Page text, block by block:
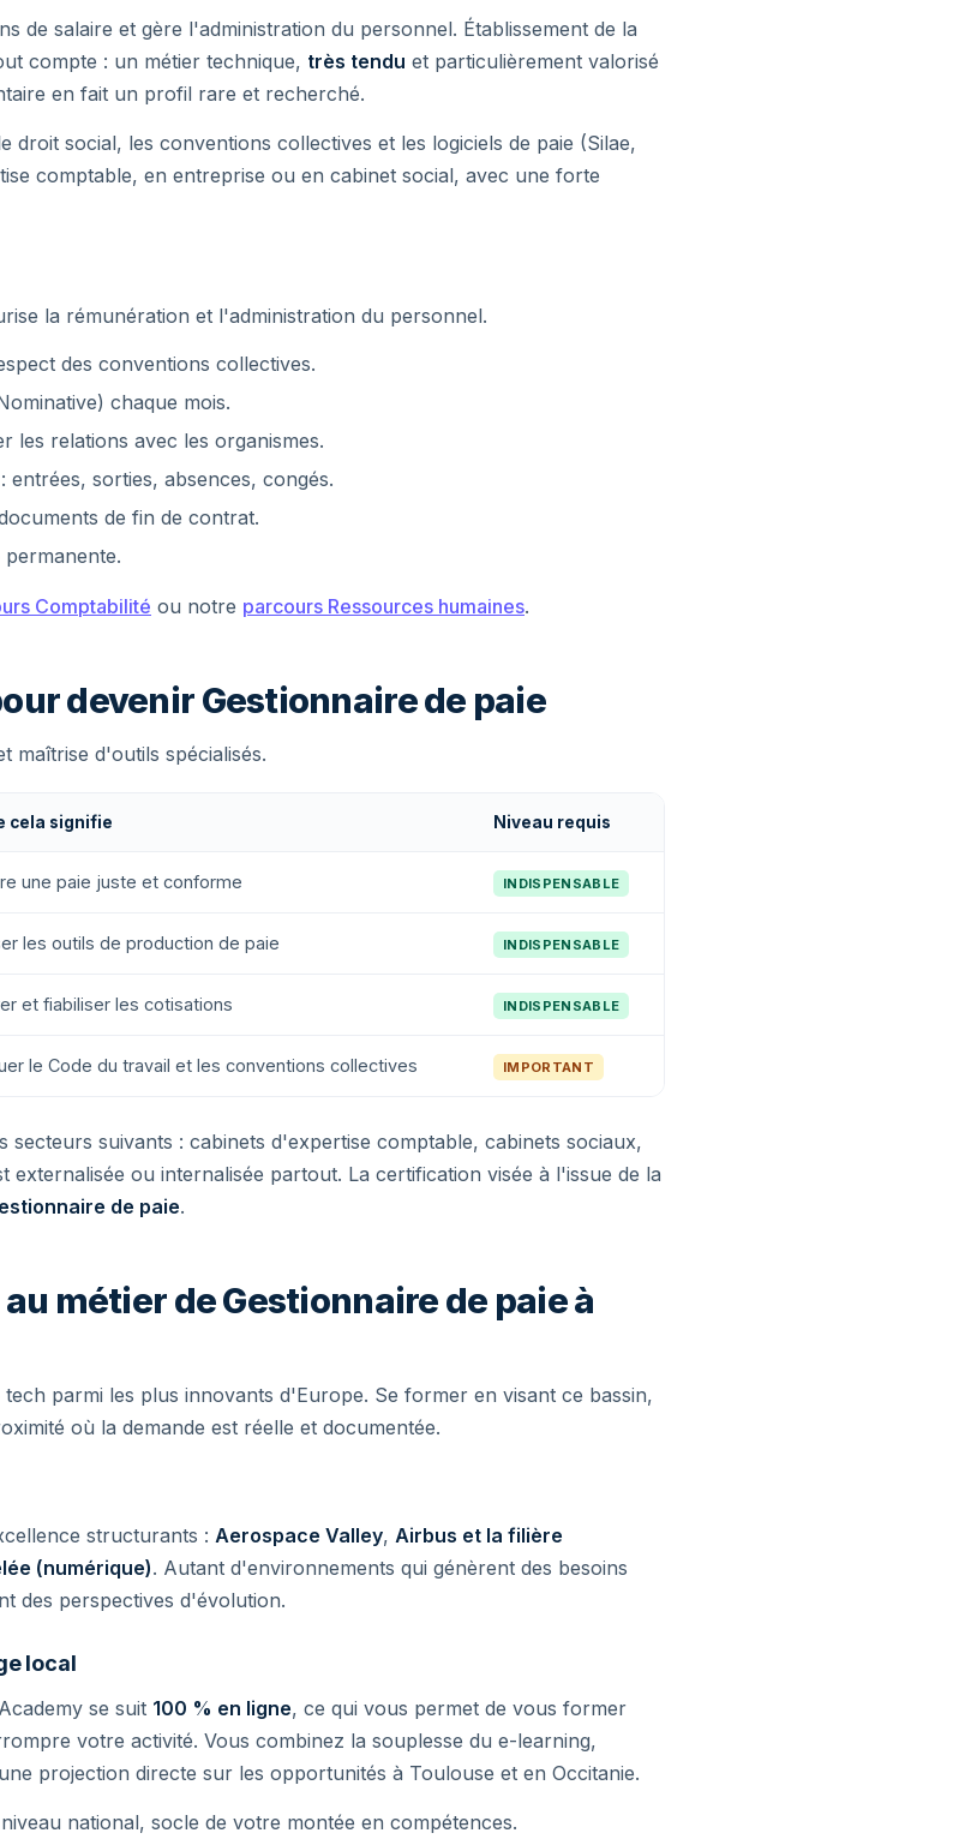
de salaire et gère l'administration du personnel. Établissement de la
compte : un métier technique, très tendu et particulièrement valorisé
en fait un profil rare et recherché.
droit social, les conventions collectives et les logiciels de paie (Silae,
comptable, en entreprise ou en cabinet social, avec une forte
la rémunération et l'administration du personnel.
des conventions collectives.
chaque mois.
les relations avec les organismes.
: entrées, sorties, absences, congés.
de fin de contrat.
Comptabilité ou notre parcours Ressources humaines.
devenir Gestionnaire de paie
maîtrise d'outils spécialisés.
cela signifie Niveau requis
une paie juste et conforme INDISPENSABLE
les outils de production de paie INDISPENSABLE
et fiabiliser les cotisations INDISPENSABLE
le Code du travail et les conventions collectives IMPORTANT
secteurs suivants : cabinets d'expertise comptable, cabinets sociaux,
ou internalisée partout. La certification visée à l'issue de la
de paie.
métier de Gestionnaire de paie à
parmi les plus innovants d'Europe. Se former en visant ce bassin,
où la demande est réelle et documentée.
structurants : Aerospace Valley, Airbus et la filière
(numérique). Autant d'environnements qui génèrent des besoins
des perspectives d'évolution.
local
se suit 100 % en ligne, ce qui vous permet de vous former
votre activité. Vous combinez la souplesse du e-learning,
projection directe sur les opportunités à Toulouse et en Occitanie.
national, socle de votre montée en compétences.